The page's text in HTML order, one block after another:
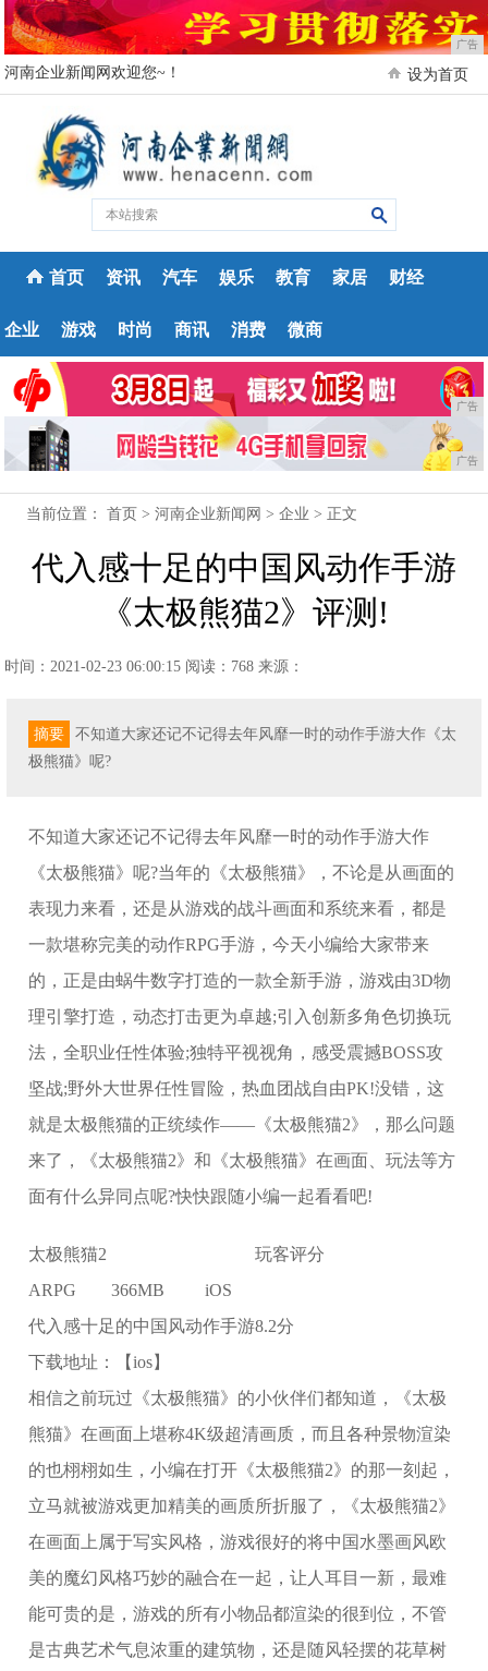
广告
河南企业新闻网欢迎您~！ 设为首页
首页 资讯 汽车 娱乐 教育 家居 财经
企业 游戏 时尚 商讯 消费 微商
广告
广告
当前位置：首页 >河南企业新闻网 >企业 > 正文
代入感十足的中国风动作手游
《太极熊猫2》评测!
时间：2021-02-23 06:00:15 阅读：768 来源：
摘要
不知道大家还记不记得去年风靡一时的动作手游大作《太
极熊猫》呢?
不知道大家还记不记得去年风靡一时的动作手游大作
《太极熊猫》呢?当年的《太极熊猫》，不论是从画面的
表现力来看，还是从游戏的战斗画面和系统来看，都是
一款堪称完美的动作RPG手游，今天小编给大家带来
的，正是由蜗牛数字打造的一款全新手游，游戏由3D物
理引擎打造，动态打击更为卓越;引入创新多角色切换玩
法，全职业任性体验;独特平视视角，感受震撼BOSS攻
坚战;野外大世界任性冒险，热血团战自由PK!没错，这
就是太极熊猫的正统续作——《太极熊猫2》，那么问题
来了，《太极熊猫2》和《太极熊猫》在画面、玩法等方
面有什么异同点呢?快快跟随小编一起看看吧!
太极熊猫2
玩客评分
ARPG
366MB
iOS
8.2分
代入感十足的中国风动作手游
下载地址：【ios】
相信之前玩过《太极熊猫》的小伙伴们都知道，《太极
熊猫》在画面上堪称4K级超清画质，而且各种景物渲染
的也栩栩如生，小编在打开《太极熊猫2》的那一刻起，
立马就被游戏更加精美的画质所折服了，《太极熊猫2》
在画面上属于写实风格，游戏很好的将中国水墨画风欧
美的魔幻风格巧妙的融合在一起，让人耳目一新，最难
能可贵的是，游戏的所有小物品都渲染的很到位，不管
是古典艺术气息浓重的建筑物，还是随风轻摆的花草树